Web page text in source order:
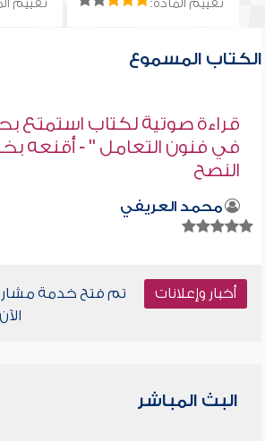
تقييم المادة: تقييم
الكتاب المسموع
قراءة صوتية لكتاب استمتع
في فنون التعامل " - أقنعه
النصح
محمد العريفي
أخبار وإعلانات
تم فتح خدمة
البث المباشر